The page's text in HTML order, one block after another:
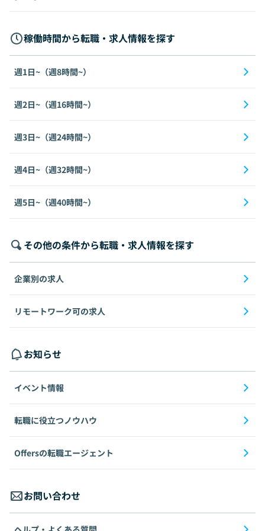
稼働時間から転職・求人情報を探す
週1日~（週8時間~）
週2日~（週16時間~）
週3日~（週24時間~）
週4日~（週32時間~）
週5日~（週40時間~）
その他の条件から転職・求人情報を探す
企業別の求人
リモートワーク可の求人
お知らせ
イベント情報
転職に役立つノウハウ
Offersの転職エージェント
お問い合わせ